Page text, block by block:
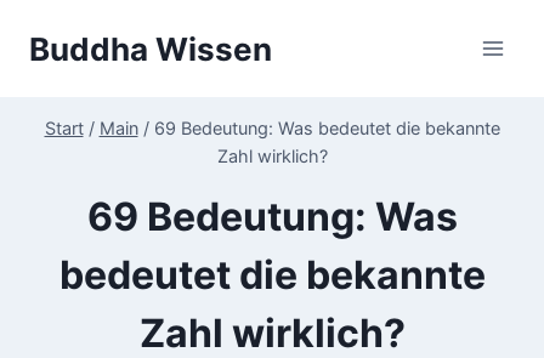
InhaltBuddha Wissen
Start / Main / 69 Bedeutung: Was bedeutet die bekannte
Zahl wirklich?
69 Bedeutung: Was
bedeutet die bekannte
Zahl wirklich?